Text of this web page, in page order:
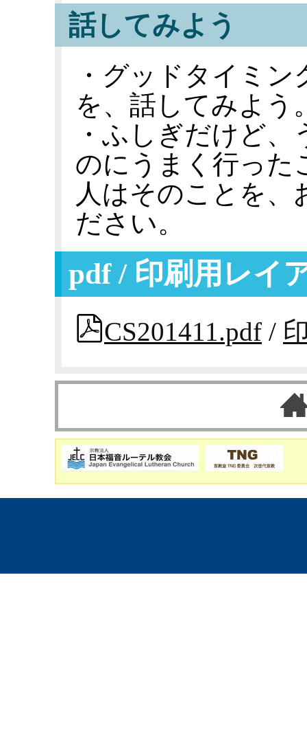
話してみよう
・グッドタイミ
を、話してみよう
・ふしぎだけど
のにうまく行った
人はそのことを、
ださい。
pdf / 印刷用レイ
CS201411.pdf /